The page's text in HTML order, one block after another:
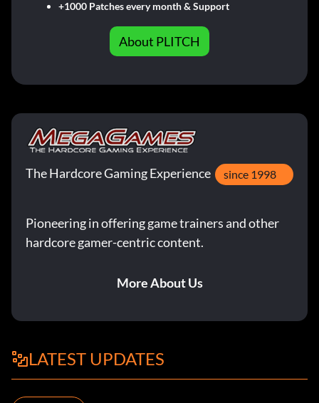
+1000 Patches every month & Support
About PLITCH
The Hardcore Gaming Experience since 1998
Pioneering in offering game trainers and other
hardcore gamer-centric content.
More About Us
LATEST UPDATES